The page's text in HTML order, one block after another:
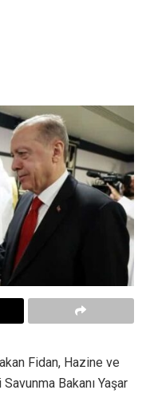
Fidan, Hazine ve
Bakanı Yaşar